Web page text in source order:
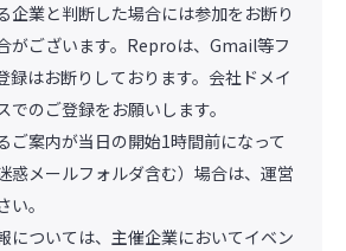
業と判断した場合には参加をお断り
がございます。Reproは、Gmail等フ
録はお断りしております。会社ドメイ
でのご登録をお願いします。
案内が当日の開始1時間前になって
惑メールフォルダ含む）場合は、運営
。
ついては、主催企業においてイベン